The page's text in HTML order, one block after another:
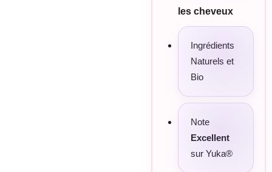
les cheveux
Ingrédients
Naturels et
Bio
Note
Excellent
sur Yuka®